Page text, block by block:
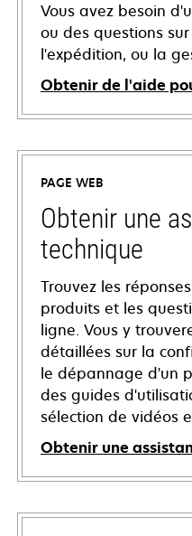
Vous avez besoin
ou des questions
l'expédition, ou la
Obtenir de l'aide
PAGE WEB
Obtenir une
technique
Trouvez les
produits et les
ligne. Vous y
détaillées sur la
le dépannage d'un
des guides
sélection de vidéos
Obtenir une
s’ouvre
dans